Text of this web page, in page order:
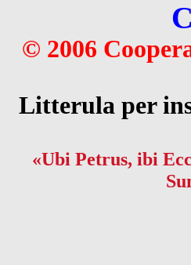
© 2006
Litterula per
«Ubi Petrus, ibi